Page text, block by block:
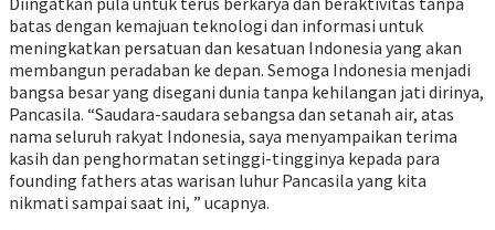
batas dengan kemajuan teknologi dan informasi untuk
meningkatkan persatuan dan kesatuan Indonesia yang akan
membangun peradaban ke depan. Semoga Indonesia menjadi
bangsa besar yang disegani dunia tanpa kehilangan jati dirinya,
Pancasila. “Saudara-saudara sebangsa dan setanah air, atas
nama seluruh rakyat Indonesia, saya menyampaikan terima
kasih dan penghormatan setinggi-tingginya kepada para
founding fathers atas warisan luhur Pancasila yang kita
nikmati sampai saat ini, ” ucapnya.